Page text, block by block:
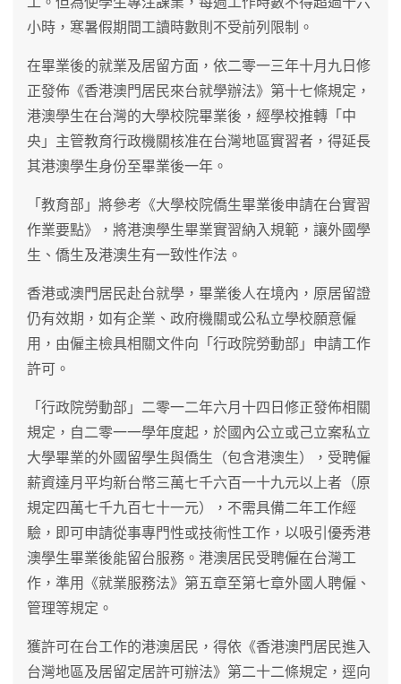
小時，寒暑假期間工讀時數則不受前列限制。
在畢業後的就業及居留方面，依二零一三年十月九日修
正發佈《香港澳門居民來台就學辦法》第十七條規定，
港澳學生在台灣的大學校院畢業後，經學校推轉「中
央」主管教育行政機關核准在台灣地區實習者，得延長
其港澳學生身份至畢業後一年。
「教育部」將參考《大學校院僑生畢業後申請在台實習
作業要點》，將港澳學生畢業實習納入規範，讓外國學
生、僑生及港澳生有一致性作法。
香港或澳門居民赴台就學，畢業後人在境內，原居留證
仍有效期，如有企業、政府機關或公私立學校願意僱
用，由僱主檢具相關文件向「行政院勞動部」申請工作
許可。
「行政院勞動部」二零一二年六月十四日修正發佈相關
規定，自二零一一學年度起，於國內公立或己立案私立
大學畢業的外國留學生與僑生（包含港澳生），受聘僱
薪資達月平均新台幣三萬七千六百一十九元以上者（原
規定四萬七千九百七十一元），不需具備二年工作經
驗，即可申請從事專門性或技術性工作，以吸引優秀港
澳學生畢業後能留台服務。港澳居民受聘僱在台灣工
作，準用《就業服務法》第五章至第七章外國人聘僱、
管理等規定。
獲許可在台工作的港澳居民，得依《香港澳門居民進入
台灣地區及居留定居許可辦法》第二十二條規定，逕向